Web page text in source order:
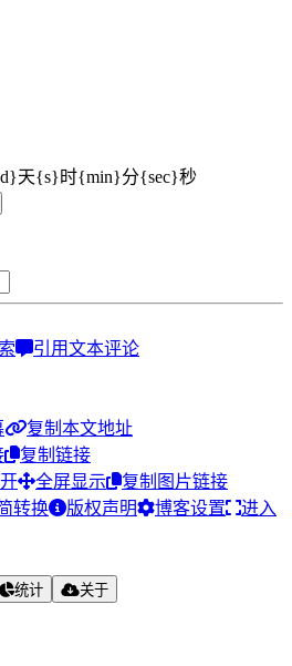
天{s}时{min}分{sec}秒
引用文本评论
复制本文地址
复制链接
全屏显示
复制图片链接
转换 版权声明 博客设置
进入
统计 关于